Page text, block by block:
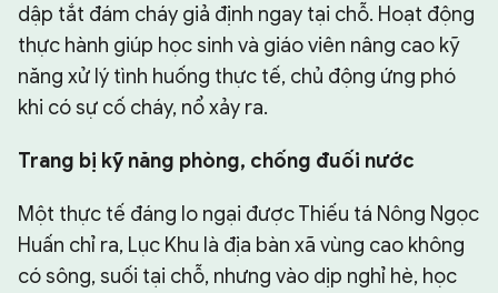
dập tắt đám cháy giả định ngay tại chỗ. Hoạt động
thực hành giúp học sinh và giáo viên nâng cao kỹ
năng xử lý tình huống thực tế, chủ động ứng phó
khi có sự cố cháy, nổ xảy ra.
Trang bị kỹ năng phòng, chống đuối nước
Một thực tế đáng lo ngại được Thiếu tá Nông Ngọc
Huấn chỉ ra, Lục Khu là địa bàn xã vùng cao không
có sông, suối tại chỗ, nhưng vào dịp nghỉ hè, học